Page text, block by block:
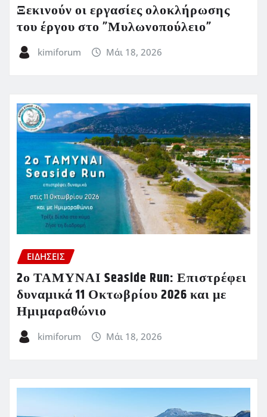
Ξεκινούν οι εργασίες ολοκλήρωσης
του έργου στο ”Μυλωνοπούλειο”
kimiforum Μάι 18, 2026
ΕΙΔΗΣΕΙΣ
2ο ΤΑΜΥΝΑΙ Seaside Run: Επιστρέφει
δυναμικά 11 Οκτωβρίου 2026 και με
Ημιμαραθώνιο
kimiforum Μάι 18, 2026